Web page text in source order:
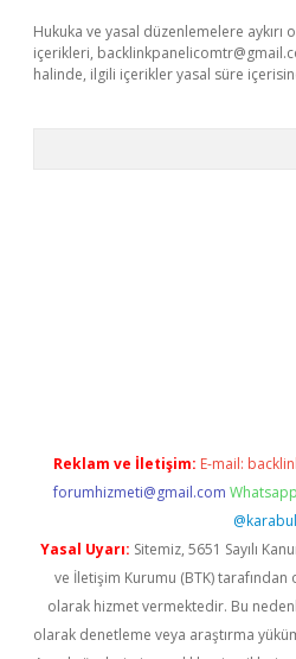
Hukuka ve yasal düzenlemelere
içerikleri,
halinde, ilgili içerikler yasal süre
Reklam ve İletişim: E-mail:
forumhizmeti@gmail.com
@karabul
Yasal Uyarı: Sitemiz, 5651 Sayılı
ve İletişim Kurumu (BTK) tarafından
olarak hizmet vermektedir. Bu
olarak denetleme veya araştırma